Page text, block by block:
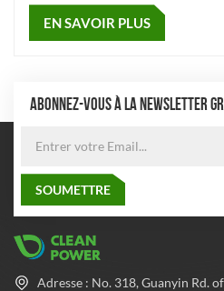
EN SAVOIR PLUS
ABONNEZ-VOUS À LA NEWSLETTER
Adresse : No. 318, Guanyin Rd.